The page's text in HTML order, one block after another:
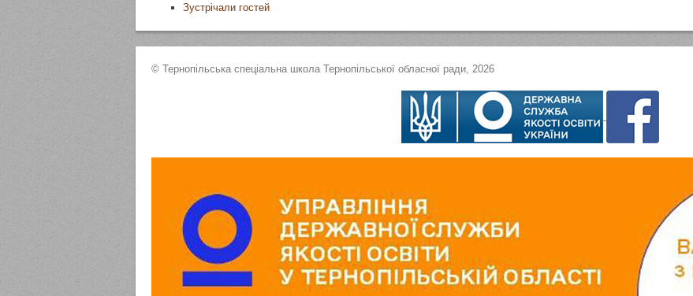
Зустрічали гостей
© Тернопільська спеціальна школа Тернопільської обласної ради, 2026